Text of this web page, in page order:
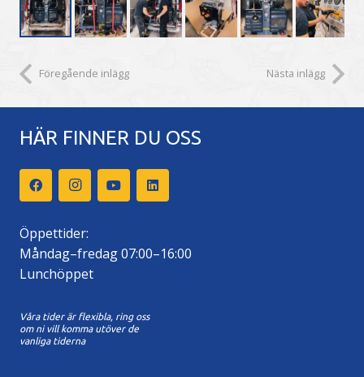
Föregående inlägg Nästa inlägg
HÄR FINNER DU OSS
Öppettider:
Måndag–fredag 07:00–16:00
Lunchöppet
Våra tider är flexibla, ring oss
om ni vill komma utöver de
vanliga tiderna